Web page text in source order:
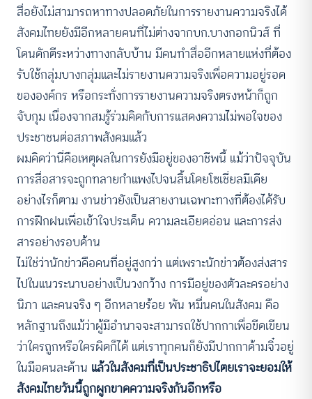
สื่อยังไม่สามารถหาทางปลอดภัยในการรายงานความจริงได้
สังคมไทยยังมีอีกหลายคนที่ไม่ต่างจากบก.บางกอกนิวส์ ที่
โดนดักตีระหว่างทางกลับบ้าน มีคนทำสื่ออีกหลายแห่งที่ต้อง
รับใช้กลุ่มบางกลุ่มและไม่รายงานความจริงเพื่อความอยู่รอด
ขององค์กร หรือกระทั่งการรายงานความจริงตรงหน้าก็ถูก
จับกุม เนื่องจากสมรู้ร่วมคิดกับการแสดงความไม่พอใจของ
ประชาชนต่อสภาพสังคมแล้ว
ผมคิดว่านี่คือเหตุผลในการยังมีอยู่ของอาชีพนี้ แม้ว่าปัจจุบัน
การสื่อสารจะถูกทลายกำแพงไปจนสิ้นโดยโซเชี่ยลมีเดีย
อย่างไรก็ตาม งานข่าวยังเป็นสายงานเฉพาะทางที่ต้องได้รับ
การฝึกฝนเพื่อเข้าใจประเด็น ความละเอียดอ่อน และการส่ง
สารอย่างรอบด้าน
ไม่ใช่ว่านักข่าวคือคนที่อยู่สูงกว่า แต่เพราะนักข่าวต้องส่งสาร
ไปในแนวระนาบอย่างเป็นวงกว้าง การมีอยู่ของตัวละครอย่าง
นิภา และคนจริง ๆ อีกหลายร้อย พัน หมื่นคนในสังคม คือ
หลักฐานถึงแม้ว่าผู้มีอำนาจจะสามารถใช้ปากกาเพื่อขีดเขียน
ว่าใครถูกหรือใครผิดก็ได้ แต่เราทุกคนก็ยังมีปากกาด้ามจิ๋วอยู่
ในมือคนละด้าน แล้วในสังคมที่เป็นประชาธิปไตยเราจะยอมให้
สังคมไทยวันนี้ถูกผูกขาดความจริงกันอีกหรือ